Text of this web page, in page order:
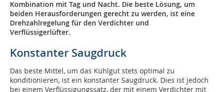
Kombination mit Tag und Nacht. Die beste Lösung, um
beiden Herausforderungen gerecht zu werden, ist eine
Drehzahlregelung für den Verdichter und
Verflüssigerlüfter.
Konstanter Saugdruck
Das beste Mittel, um das Kühlgut stets optimal zu
konditionieren, ist ein konstanter Saugdruck. Dies ist jedoch
bei einem Verflüssigungssatz, der mit einem Verdichter mit